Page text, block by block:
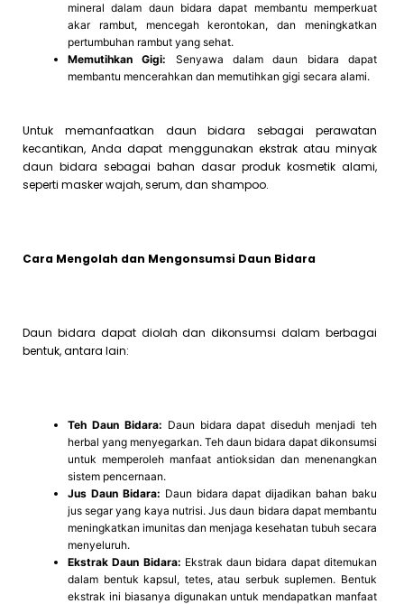
mineral dalam daun bidara dapat membantu memperkuat
akar rambut, mencegah kerontokan, dan meningkatkan
pertumbuhan rambut yang sehat.
Memutihkan Gigi: Senyawa dalam daun bidara dapat
membantu mencerahkan dan memutihkan gigi secara alami.
Untuk memanfaatkan daun bidara sebagai perawatan
kecantikan, Anda dapat menggunakan ekstrak atau minyak
daun bidara sebagai bahan dasar produk kosmetik alami,
seperti masker wajah, serum, dan shampoo.
Cara Mengolah dan Mengonsumsi Daun Bidara
Daun bidara dapat diolah dan dikonsumsi dalam berbagai
bentuk, antara lain:
Teh Daun Bidara: Daun bidara dapat diseduh menjadi teh
herbal yang menyegarkan. Teh daun bidara dapat dikonsumsi
untuk memperoleh manfaat antioksidan dan menenangkan
sistem pencernaan.
Jus Daun Bidara: Daun bidara dapat dijadikan bahan baku
jus segar yang kaya nutrisi. Jus daun bidara dapat membantu
meningkatkan imunitas dan menjaga kesehatan tubuh secara
menyeluruh.
Ekstrak Daun Bidara: Ekstrak daun bidara dapat ditemukan
dalam bentuk kapsul, tetes, atau serbuk suplemen. Bentuk
ekstrak ini biasanya digunakan untuk mendapatkan manfaat